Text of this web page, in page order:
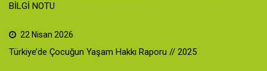
BİLGİ NOTU
22 Nisan 2026
Türkiye’de Çocuğun Yaşam Hakkı Raporu // 2025